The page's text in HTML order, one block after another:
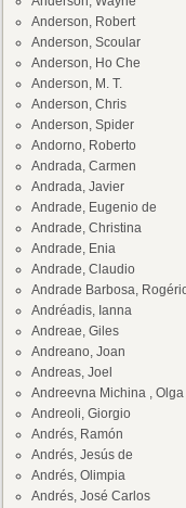
Anderson, Robert
Anderson, Scoular
Anderson, Ho Che
Anderson, M. T.
Anderson, Chris
Anderson, Spider
Andorno, Roberto
Andrada, Carmen
Andrada, Javier
Andrade, Eugenio de
Andrade, Christina
Andrade, Enia
Andrade, Claudio
Andrade Barbosa,
Andréadis, Ianna
Andreae, Giles
Andreano, Joan
Andreas, Joel
Andreevna Michina , Olga
Andreoli, Giorgio
Andrés, Ramón
Andrés, Jesús de
Andrés, Olimpia
Andrés, José Carlos